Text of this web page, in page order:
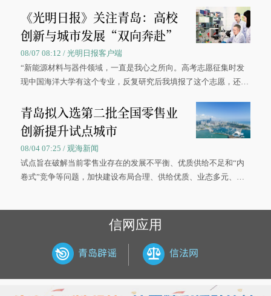
《光明日报》关注青岛：高校
创新与城市发展“双向奔赴”
08/07 08:12 / 光明日报客户端
“新能源材料与器件领域，一直是我心之所向。高考志愿征集时发
现中国海洋大学有这个专业，反复研究后我填报了这个志愿，还真
大学材料科学与工程学院材料类专业的录取通知书。
青岛拟入选第二批全国零售业
创新提升试点城市
08/04 07:25 / 观海新闻
试点旨在破解当前零售业存在的发展不平衡、优质供给不足和“内
卷式”竞争等问题，加快建设布局合理、供给优质、业态多元、智
信网应用